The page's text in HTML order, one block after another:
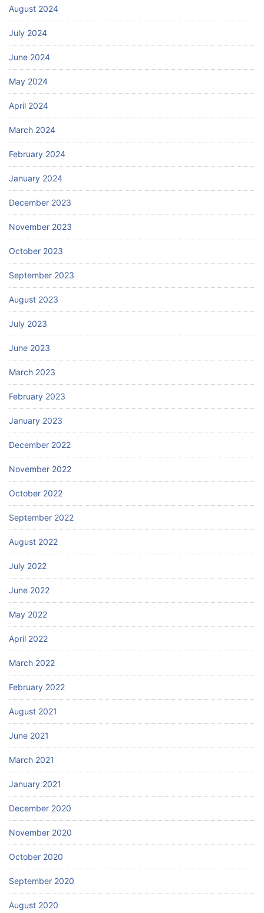
August 2024
July 2024
June 2024
May 2024
April 2024
March 2024
February 2024
January 2024
December 2023
November 2023
October 2023
September 2023
August 2023
July 2023
June 2023
March 2023
February 2023
January 2023
December 2022
November 2022
October 2022
September 2022
August 2022
July 2022
June 2022
May 2022
April 2022
March 2022
February 2022
August 2021
June 2021
March 2021
January 2021
December 2020
November 2020
October 2020
September 2020
August 2020